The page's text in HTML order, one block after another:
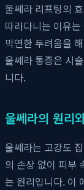
울쎄라 리프팅의
따라다니는 이유
막연한 두려움을
울쎄라 통증은 시
니다.
울쎄라의 원리
울쎄라는 고강도
의 손상 없이 피부
는 원리입니다. 이